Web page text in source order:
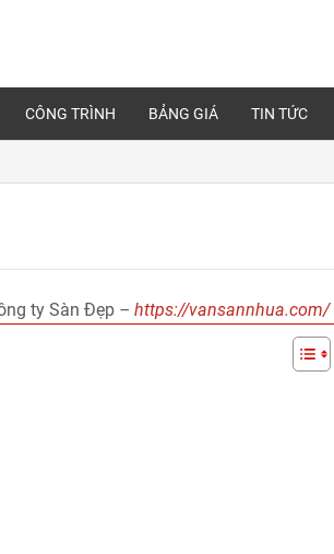
CÔNG TRÌNH BẢNG GIÁ TIN TỨC
ty Sàn Đẹp – https://vansannhua.com/